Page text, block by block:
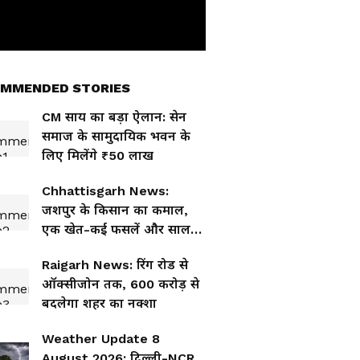
STORIES
CM साय का बड़ा ऐलान: सेन
समाज के सामुदायिक भवन के
लिए मिलेंगे ₹50 लाख
Chhattisgarh News:
जशपुर के किसान का कमाल,
एक खेत-कई फसलें और सालभर
Raigarh News: रिंग रोड से
ऑक्सीजोन तक, 600 करोड़ से
बदलेगा शहर का नक्शा
Weather Update 8